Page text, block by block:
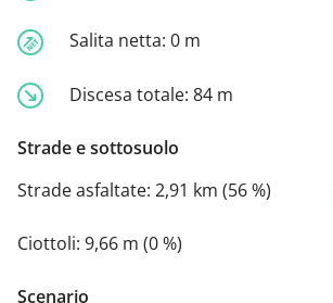
Salita netta: 0 m
Discesa totale: 84 m
Strade e sottosuolo
Strade asfaltate: 2,91 km (56 %)
Ciottoli: 9,66 m (0 %)
Scenario